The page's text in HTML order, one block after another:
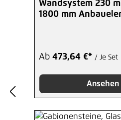
Wandsystem 230
1800 mm
Ab 473,64 €* / Je Set
Ansehen